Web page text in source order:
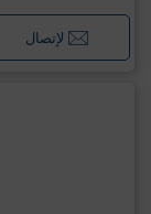
لإتصال